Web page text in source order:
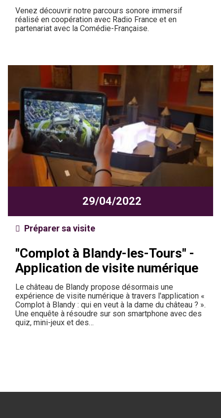
Venez découvrir notre parcours sonore immersif
réalisé en coopération avec Radio France et en
partenariat avec la Comédie-Française.
"Complot à Blandy-les-Tours" -
Application de visite numérique
Préparer sa visite
Le château de Blandy propose désormais une
expérience de visite numérique à travers l'application «
Complot à Blandy : qui en veut à la dame du château ? ».
Une enquête à résoudre sur son smartphone avec des
quiz, mini-jeux et des…
29/04/2022